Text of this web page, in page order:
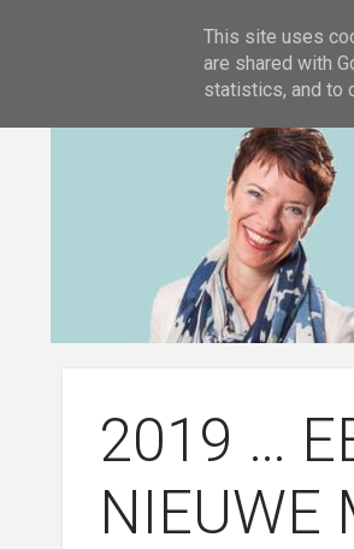
2019 …
NIEUWE
This site uses
are shared with
statistics, and to